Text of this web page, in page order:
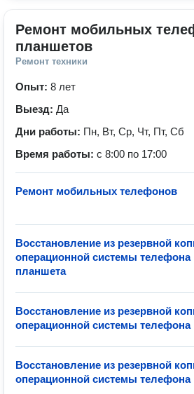
Ремонт мобильных
планшетов
Ремонт техники
Опыт: 8 лет
Выезд: Да
Дни работы: Пн, Вт, Ср, Чт, Пт, Сб
Время работы: с 8:00 по 17:00
Ремонт мобильных телефонов
Восстановление из резервной
операционной системы телефона
планшета
Восстановление из резервной
операционной системы
Восстановление из резервной
операционной системы